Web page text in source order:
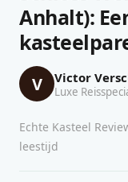
Anhalt):
V Victor
Luxe
Echte Kasteel
leestijd